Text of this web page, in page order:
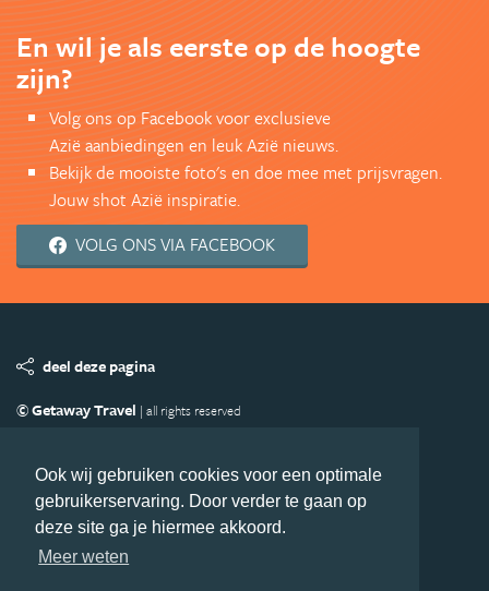
Ook wij gebruiken cookies voor een optimale
gebruikerservaring. Door verder te gaan op
deze site ga je hiermee akkoord.
Meer weten
En wil je als eerste op de hoogte
zijn?
Volg ons op Facebook voor exclusieve
Azië aanbiedingen en leuk Azië nieuws.
Bekijk de mooiste foto's en doe mee met prijsvragen.
Jouw shot Azië inspiratie.
VOLG ONS VIA FACEBOOK
deel deze pagina
© Getaway Travel | all rights reserved
Copyright
Privacy statement Disclaimer
Cookies
Volg Azie.nl
Nieuwsbrief
Facebook